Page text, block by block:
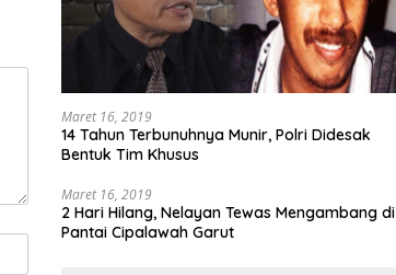
Maret 16, 2019
14 Tahun Terbunuhnya Munir, Polri Didesak
Bentuk Tim Khusus
Maret 16, 2019
2 Hari Hilang, Nelayan Tewas Mengambang di
Pantai Cipalawah Garut